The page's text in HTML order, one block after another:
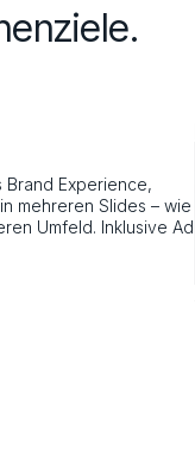
Brand Experience,
mehreren Slides – wie
Umfeld. Inklusive Ad